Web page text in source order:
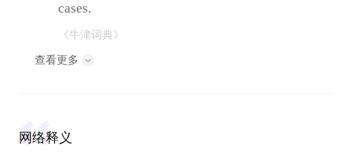
cases.
《牛津词典》
查看更多
网络释义